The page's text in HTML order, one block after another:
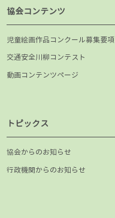
協会コンテンツ
児童絵画作品コンクール募集要項
交通安全川柳コンテスト
動画コンテンツページ
トピックス
協会からのお知らせ
行政機関からのお知らせ